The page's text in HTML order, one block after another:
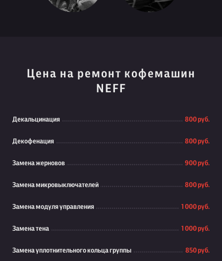
Цена на ремонт кофемашин
NEFF
Декальцинация 800 руб.
Декофенация 800 руб.
Замена жерновов 900 руб.
Замена микровыключателей 800 руб.
Замена модуля управления 1 000 руб.
Замена тена 1 000 руб.
Замена уплотнительного кольца группы 850 руб.